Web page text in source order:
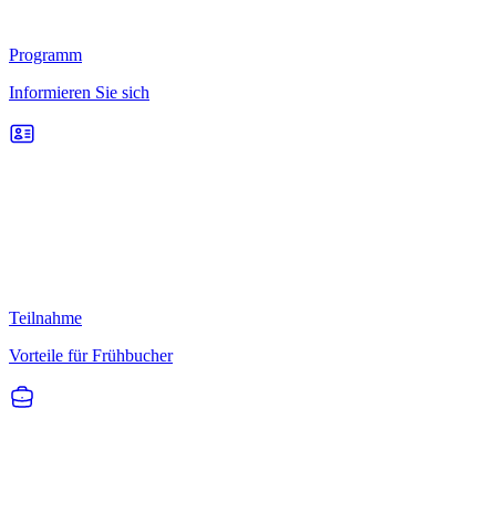
Programm
Informieren Sie sich
Teilnahme
Vorteile für Frühbucher